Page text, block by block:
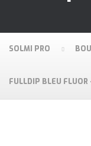
SOLMI PRO
FULLDIP BLEU